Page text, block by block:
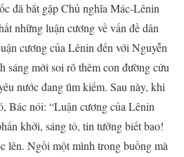
đã bắt gặp Chủ nghĩa Mác-Lênin
những luận cương về vấn đề dân
cương của Lênin đến với Nguyễn
sáng mới soi rõ thêm con đường cứu
nước đang tìm kiếm. Sau này, khi
Bác nói: “Luận cương của Lênin
khởi, sáng tỏ, tin tưởng biết bao!
lên. Ngồi một mình trong buồng mà